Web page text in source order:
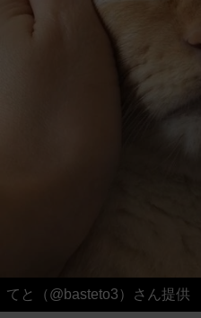
てと（@basteto3）さん提供